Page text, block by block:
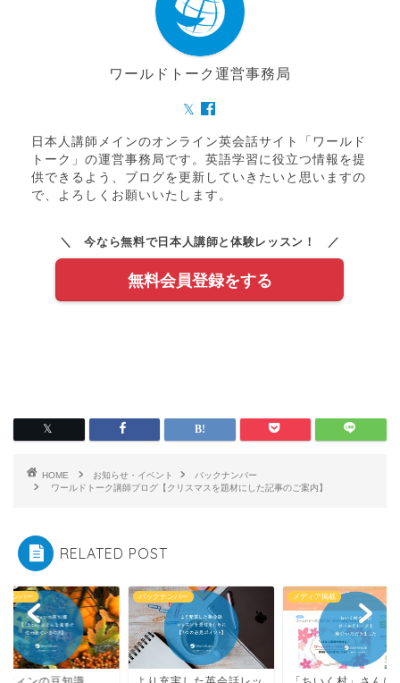
ワールドトーク運営事務局
日本人講師メインのオンライン英会話サイト「ワールド
トーク」の運営事務局です。英語学習に役立つ情報を提
供できるよう、ブログを更新していきたいと思いますの
で、よろしくお願いいたします。
＼ 今なら無料で日本人講師と体験レッスン！ ／
無料会員登録をする
HOME お知らせ・イベント
バックナンバー
ワールドトーク講師ブログ【クリスマスを題材にした記事のご案内】
RELATED POST
バックナンバー メディア掲載 バック